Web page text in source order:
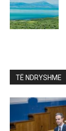
TË NDRYSHME